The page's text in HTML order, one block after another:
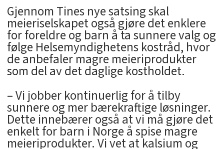
Gjennom Tines nye satsing skal
meieriselskapet også gjøre det enklere
for foreldre og barn å ta sunnere valg og
følge Helsemyndighetens kostråd, hvor
de anbefaler magre meieriprodukter
som del av det daglige kostholdet.
– Vi jobber kontinuerlig for å tilby
sunnere og mer bærekraftige løsninger.
Dette innebærer også at vi må gjøre det
enkelt for barn i Norge å spise magre
meieriprodukter. Vi vet at kalsium og